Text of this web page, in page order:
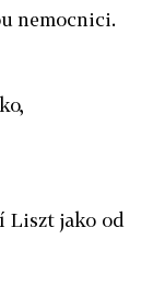
nemocnici.
Liszt jako od